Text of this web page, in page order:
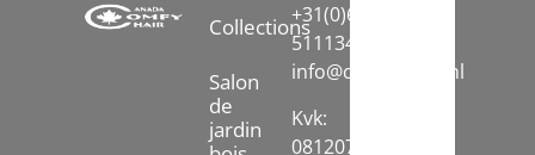
Collections
Salon
de
jardin
+31(0)6-
51113413
info@comfychair.nl
Kvk:
08120742